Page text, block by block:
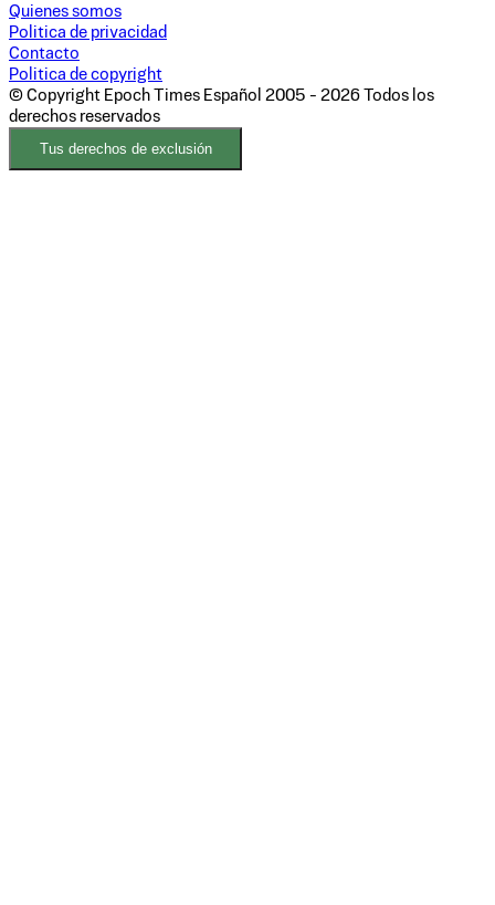
Quienes somos
Politica de privacidad
Contacto
Politica de copyright
© Copyright Epoch Times Español 2005 - 2026 Todos los
derechos reservados
Tus derechos de exclusión